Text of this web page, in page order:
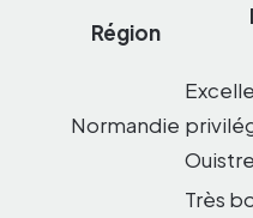
Région
Normandie
Très